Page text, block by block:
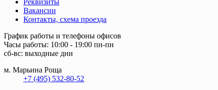
Вакансии
Контакты, схема проезда
График работы и телефоны офисов
Часы работы: 10:00 - 19:00 пн-пн
сб-вс: выходные дни
м. Марьина Роща
+7 (495) 532-80-52